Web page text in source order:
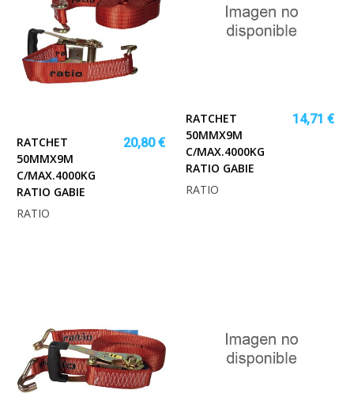
RATCHET
50MMX9M
C/MAX.4000KG
RATIO GABIE
20,80 €
RATIO
RATCHET
50MMX9M
C/MAX.4000KG
RATIO GABIE
14,71 €
RATIO